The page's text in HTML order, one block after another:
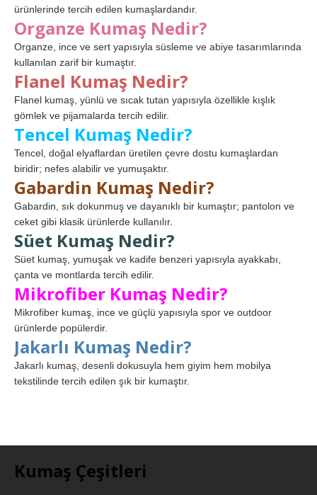
ürünlerinde tercih edilen kumaşlardandır.
Organze Kumaş Nedir?
Organze, ince ve sert yapısıyla süsleme ve abiye tasarımlarında
kullanılan zarif bir kumaştır.
Flanel Kumaş Nedir?
Flanel kumaş, yünlü ve sıcak tutan yapısıyla özellikle kışlık
gömlek ve pijamalarda tercih edilir.
Tencel Kumaş Nedir?
Tencel, doğal elyaflardan üretilen çevre dostu kumaşlardan
biridir; nefes alabilir ve yumuşaktır.
Gabardin Kumaş Nedir?
Gabardin, sık dokunmuş ve dayanıklı bir kumaştır; pantolon ve
ceket gibi klasik ürünlerde kullanılır.
Süet Kumaş Nedir?
Süet kumaş, yumuşak ve kadife benzeri yapısıyla ayakkabı,
çanta ve montlarda tercih edilir.
Mikrofiber Kumaş Nedir?
Mikrofiber kumaş, ince ve güçlü yapısıyla spor ve outdoor
ürünlerde popülerdir.
Jakarlı Kumaş Nedir?
Jakarlı kumaş, desenli dokusuyla hem giyim hem mobilya
tekstilinde tercih edilen şık bir kumaştır.
Kumaş Çeşitleri